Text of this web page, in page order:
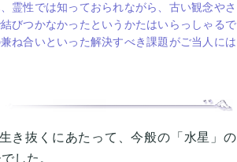
霊性では知っておられながら、古い観念やさ
びつかなかったというかたはいらっしゃるで
ね合いといった解決すべき課題がご当人には
き抜くにあたって、今般の「水星」の
した。